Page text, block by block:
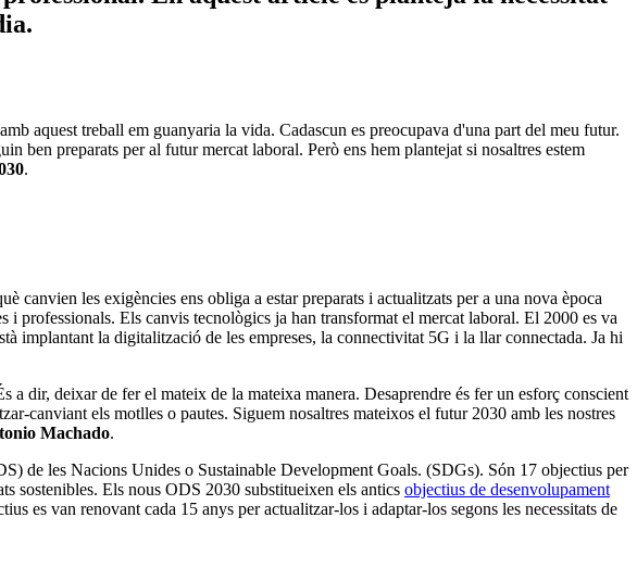
aquest treball em guanyaria la vida. Cadascun es preocupava d'una part del meu futur.
ben preparats per al futur mercat laboral. Però ens hem plantejat si nosaltres estem
.
canvien les exigències ens obliga a estar preparats i actualitzats per a una nova època
i professionals. Els canvis tecnològics ja han transformat el mercat laboral. El 2000 es va
implantant la digitalització de les empreses, la connectivitat 5G i la llar connectada. Ja hi
a dir, deixar de fer el mateix de la mateixa manera. Desaprendre és fer un esforç conscient
canviant els motlles o pautes. Siguem nosaltres mateixos el futur 2030 amb les nostres
Machado.
de les Nacions Unides o Sustainable Development Goals. (SDGs). Són 17 objectius per
sostenibles. Els nous ODS 2030 substitueixen els antics objectius de desenvolupament
es van renovant cada 15 anys per actualitzar-los i adaptar-los segons les necessitats de